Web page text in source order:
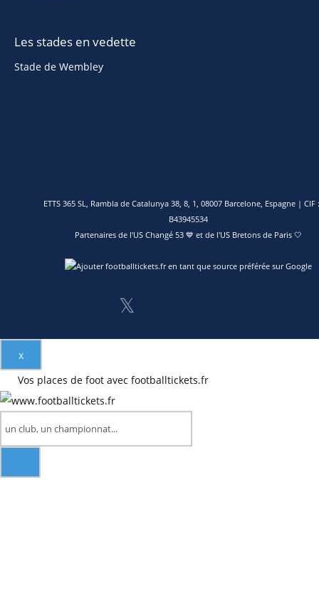
Les stades en vedette
Stade de Wembley
ETTS 365 SL, Rambla de Catalunya 38, 8, 1, 08007 Barcelone, Espagne | CIF
B43945534
Partenaires de l'US Changé 53 💙 et de l'US Bretons de Paris 🤍
𝕏
x
Vos places de foot avec footballtickets.fr